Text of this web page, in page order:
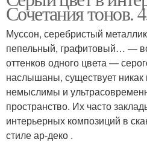
Сочетания тонов.
Муссон, серебристый
пепельный, графитовый… —
оттенков одного цвета —
наслышаны, существует
немыслимы и
пространство. Их часто
интерьерных композиций в
стиле ар-деко .